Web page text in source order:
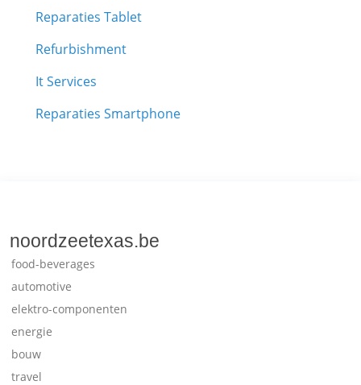
Reparaties Tablet
Refurbishment
It Services
Reparaties Smartphone
noordzeetexas.be
food-beverages
automotive
elektro-componenten
energie
bouw
travel